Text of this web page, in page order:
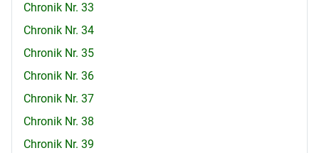
Chronik Nr. 33
Chronik Nr. 34
Chronik Nr. 35
Chronik Nr. 36
Chronik Nr. 37
Chronik Nr. 38
Chronik Nr. 39